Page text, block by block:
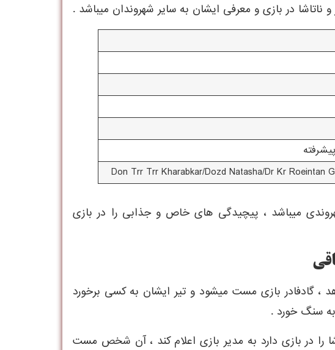
ناتاشا در بازی و معرفی ايشان به ساير شهروندان ميباشد .
Don Trr Trr Kharabkar/Dozd Natasha/Dr Kr Roeintan
ميباشد ، پيچيدگی های خاص و جذابی را در بازی
، گادفادر بازی مست ميشود و تير ايشان به کسی برخورد
به سنگ خورد .
در بازی دارد به مدير بازی اعلام کند ، آن شخص مست